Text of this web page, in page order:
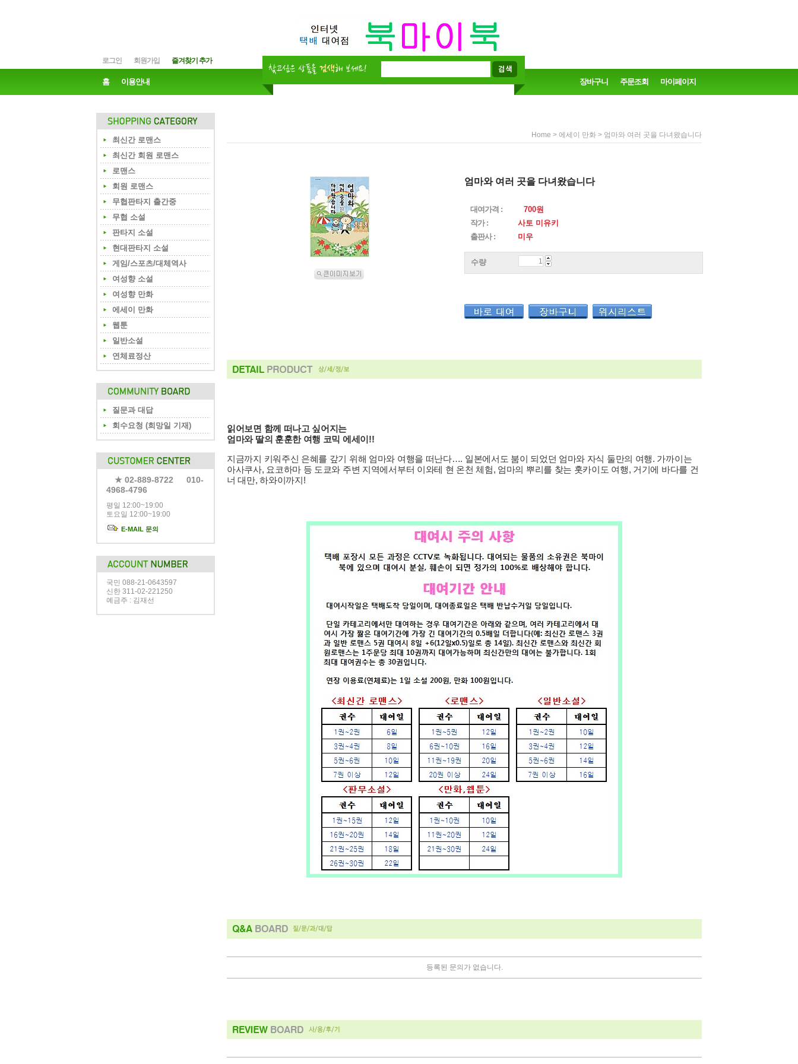
로그인 회원가입 즐겨찾기 추가
홈 이용안내 장바구니 주문조회 마이페이지
최신간 로맨스
최신간 회원 로맨스
로맨스
회원 로맨스
무협판타지 출간중
무협 소설
판타지 소설
현대판타지 소설
게임/스포츠/대체역사
여성향 소설
여성향 만화
에세이 만화
웹툰
일반소설
연체료정산
질문과 대답
회수요청 (희망일 기재)
★ 02-889-8722 010-
4968-4796
평일 12:00~19:00
토요일 12:00~19:00
E-MAIL 문의
국민 088-21-0643597
신한 311-02-221250
예금주 : 김재선
Home > 에세이 만화 > 엄마와 여러 곳을 다녀왔습니다
엄마와 여러 곳을 다녀왔습니다
대여가격 : 700원
작가 :
사토 미유키
출판사 :
미우
수량
읽어보면 함께 떠나고 싶어지는
엄마와 딸의 훈훈한 여행 코믹 에세이!!
지금까지 키워주신 은혜를 갚기 위해 엄마와 여행을 떠난다…. 일본에서도 붐이 되었던 엄마와 자식 둘만의 여행. 가까이는
아사쿠사, 요코하마 등 도쿄와 주변 지역에서부터 이와테 현 온천 체험, 엄마의 뿌리를 찾는 홋카이도 여행, 거기에 바다를 건
너 대만, 하와이까지!
등록된 문의가 없습니다.